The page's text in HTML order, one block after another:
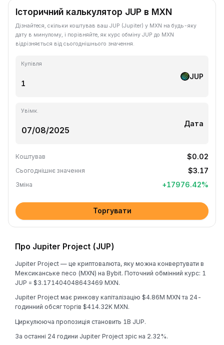
Історичний калькулятор JUP в MXN
Дізнайтеся, скільки коштував ваш JUP (Jupiter) у MXN на будь-яку
дату в минулому, і порівняйте, як курс обміну JUP до MXN
відрізняється від сьогоднішнього значення.
Купівля
JUP
Увімк.
Дата
Коштував $0.02
Сьогоднішнє значення $3.17
Зміна +17976.42%
Торгувати
Про Jupiter Project (JUP)
Jupiter Project — це криптовалюта, яку можна конвертувати в
Мексиканське песо (MXN) на Bybit. Поточний обмінний курс: 1
JUP = $3.171404048643469 MXN.
Jupiter Project має ринкову капіталізацію $4.86M MXN та 24-
годинний обсяг торгів $414.32K MXN.
Циркулююча пропозиція становить 1B JUP.
За останні 24 години Jupiter Project зріс на 2.32%.